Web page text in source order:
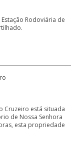
Rodoviária de
Cruzeiro está situada
de Nossa Senhora
esta propriedade